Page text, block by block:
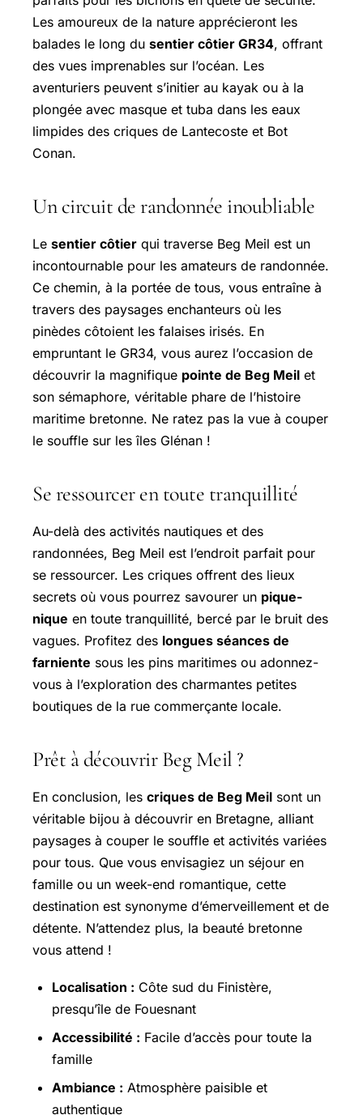
Les amoureux de la nature apprécieront les
balades le long du sentier côtier GR34, offrant
des vues imprenables sur l’océan. Les
aventuriers peuvent s’initier au kayak ou à la
plongée avec masque et tuba dans les eaux
limpides des criques de Lantecoste et Bot
Conan.
Un circuit de randonnée inoubliable
Le sentier côtier qui traverse Beg Meil est un
incontournable pour les amateurs de randonnée.
Ce chemin, à la portée de tous, vous entraîne à
travers des paysages enchanteurs où les
pinèdes côtoient les falaises irisés. En
empruntant le GR34, vous aurez l’occasion de
découvrir la magnifique pointe de Beg Meil et
son sémaphore, véritable phare de l’histoire
maritime bretonne. Ne ratez pas la vue à couper
le souffle sur les îles Glénan !
Se ressourcer en toute tranquillité
Au-delà des activités nautiques et des
randonnées, Beg Meil est l’endroit parfait pour
se ressourcer. Les criques offrent des lieux
secrets où vous pourrez savourer un pique-
nique en toute tranquillité, bercé par le bruit des
vagues. Profitez des longues séances de
farniente sous les pins maritimes ou adonnez-
vous à l’exploration des charmantes petites
boutiques de la rue commerçante locale.
Prêt à découvrir Beg Meil ?
En conclusion, les criques de Beg Meil sont un
véritable bijou à découvrir en Bretagne, alliant
paysages à couper le souffle et activités variées
pour tous. Que vous envisagiez un séjour en
famille ou un week-end romantique, cette
destination est synonyme d’émerveillement et de
détente. N’attendez plus, la beauté bretonne
vous attend !
Localisation : Côte sud du Finistère,
presqu’île de Fouesnant
Accessibilité : Facile d’accès pour toute la
famille
Ambiance : Atmosphère paisible et
authentique